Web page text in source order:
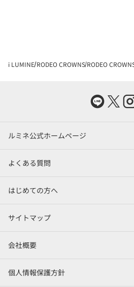
i LUMINE RODEO CROWNS RODEO
ルミネ公式ホームページ
よくある質問
はじめての方へ
サイトマップ
会社概要
個人情報保護方針